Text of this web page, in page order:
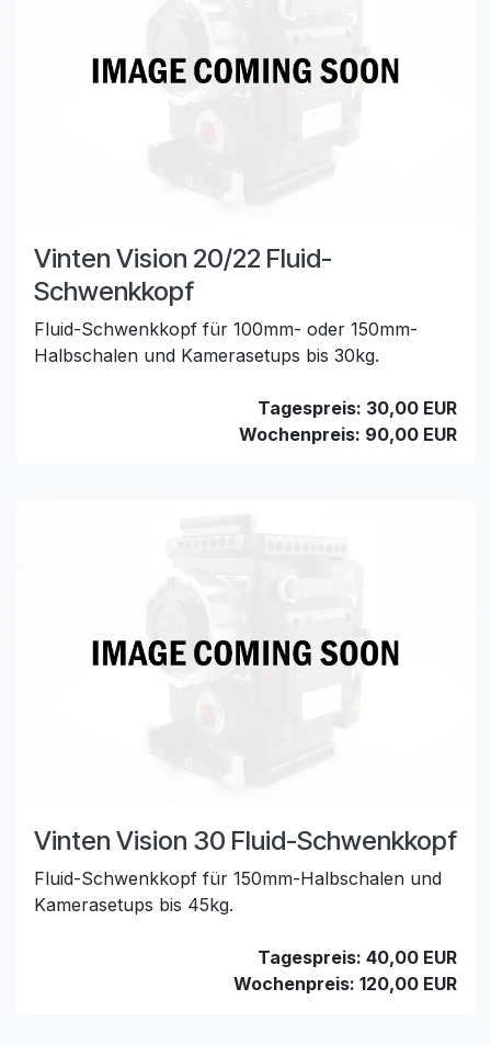
Vinten Vision 20/22 Fluid-
Schwenkkopf
Fluid-Schwenkkopf für 100mm- oder 150mm-
Halbschalen und Kamerasetups bis 30kg.
Tagespreis: 30,00 EUR
Wochenpreis: 90,00 EUR
Vinten Vision 30 Fluid-Schwenkkopf
Fluid-Schwenkkopf für 150mm-Halbschalen und
Kamerasetups bis 45kg.
Tagespreis: 40,00 EUR
Wochenpreis: 120,00 EUR